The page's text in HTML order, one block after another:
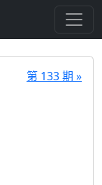
第 133 期 »